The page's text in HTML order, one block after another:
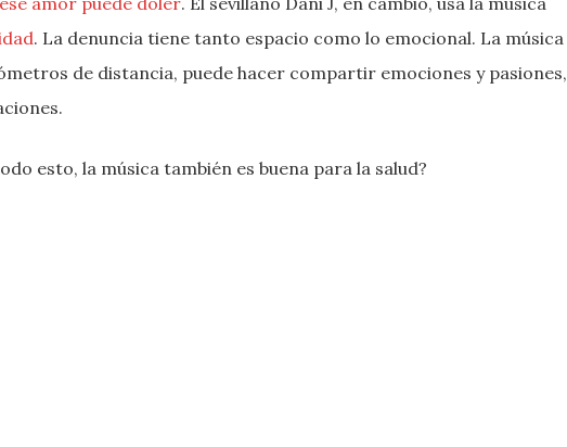
. La denuncia tiene tanto espacio como lo emocional. La música
de distancia, puede hacer compartir emociones y pasiones,
esto, la música también es buena para la salud?